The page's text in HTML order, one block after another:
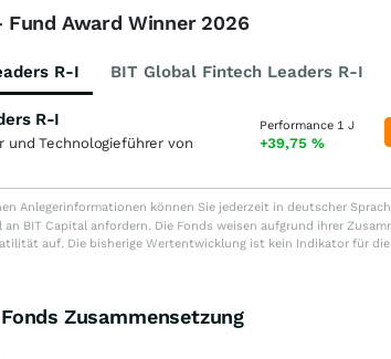
Fund Award Winner 2026
R-I BIT Global Fintech Leaders R-I
R-I
und Technologieführer von
Performance 1 J
+39,75 %
Anlegerinformationen können Sie jederzeit in deutscher
BIT Capital anfordern. Die Fonds weisen aufgrund ihrer
auf. Die bisherige Wertentwicklung ist kein Indikator für
Fonds Zusammensetzung